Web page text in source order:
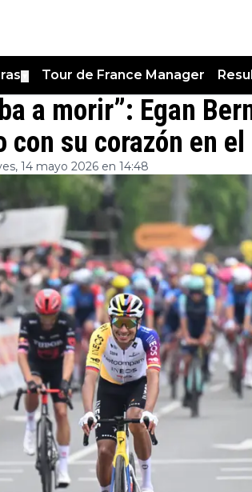
Tour de France Manager
a morir”: Egan
con su corazón en
14 mayo 2026 en 14:48